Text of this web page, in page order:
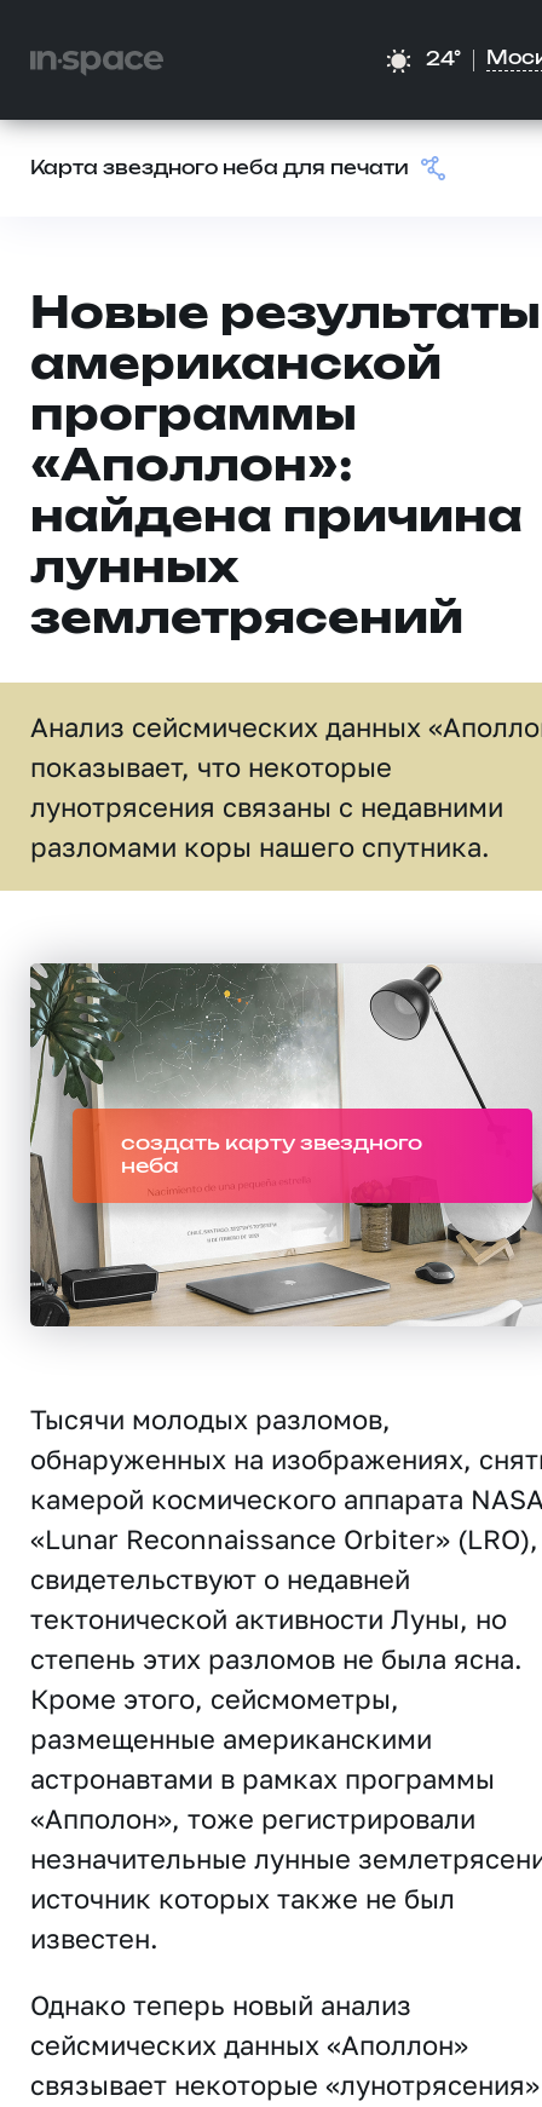
24°
Карта звездного неба для печати
Новые результаты
американской
программы
«Аполлон»:
найдена причина
лунных
землетрясений
Анализ сейсмических данных
показывает, что некоторые
лунотрясения связаны с недавними
разломами коры нашего спутника.
создать карту звездного
неба
Тысячи молодых разломов,
обнаруженных на изображениях,
камерой космического аппарата
«Lunar Reconnaissance Orbiter» (LRO),
свидетельствуют о недавней
тектонической активности Луны, но
степень этих разломов не была ясна.
Кроме этого, сейсмометры,
размещенные американскими
астронавтами в рамках программы
«Апполон», тоже регистрировали
незначительные лунные
источник которых также не был
известен.
Однако теперь новый анализ
сейсмических данных «Аполлон»
связывает некоторые